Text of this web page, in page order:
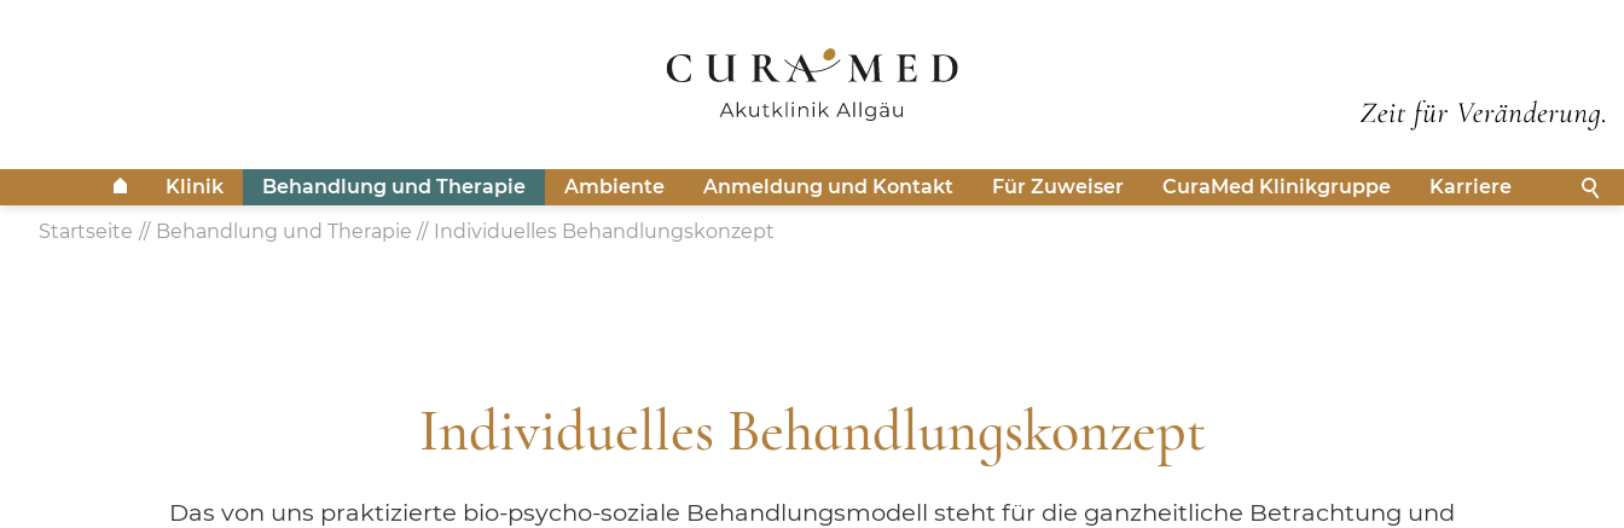
Klinik Behandlung und Therapie Ambiente Anmeldung und Kontakt Für Zuweiser CuraMed Klinikgruppe
Karriere
Startseite
Behandlung und Therapie Individuelles Behandlungskonzept
Individuelles Behandlungskonzept
Das von uns praktizierte bio-psycho-soziale Behandlungsmodell steht für die ganzheitliche Betrachtung und